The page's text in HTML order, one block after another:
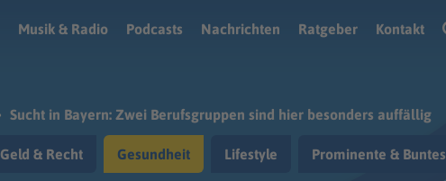
Musik & Radio Podcasts Nachrichten Ratgeber Kontakt
Sucht in Bayern: Zwei Berufsgruppen sind hier besonders auffällig
Geld & Recht Gesundheit Lifestyle Prominente & Buntes